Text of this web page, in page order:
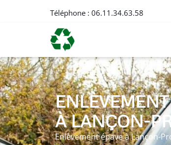
Téléphone : 06.11.34.63.58
À LANÇON-
Enlèvement épave à Lançon-